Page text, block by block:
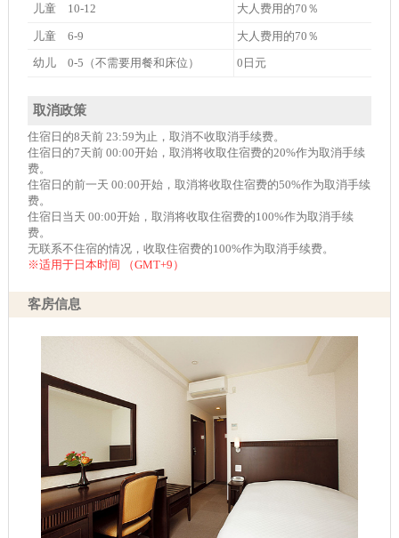
儿童 10-12 大人费用的70％
儿童 6-9 大人费用的70％
幼儿 0-5（不需要用餐和床位） 0日元
取消政策
住宿日的8天前 23:59为止，取消不收取消手续费。
住宿日的7天前 00:00开始，取消将收取住宿费的20%作为取消手续
费。
住宿日的前一天 00:00开始，取消将收取住宿费的50%作为取消手续
费。
住宿日当天 00:00开始，取消将收取住宿费的100%作为取消手续
费。
无联系不住宿的情况，收取住宿费的100%作为取消手续费。
※适用于日本时间 （GMT+9）
客房信息